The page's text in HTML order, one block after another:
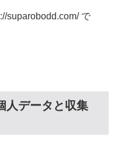
suparobodd.com/ で
人データと収集